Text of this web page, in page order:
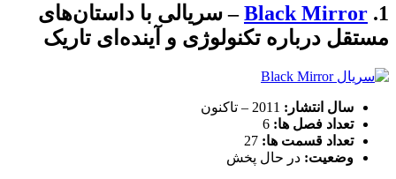
1.
Black Mirror– سریالی با داستان‌های
مستقل درباره تکنولوژی و آینده‌ای تاریک
سال انتشار:
تعداد فصل ها:
تعداد قسمت ها:
وضعیت: در حال پخش